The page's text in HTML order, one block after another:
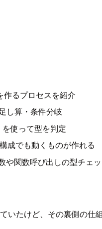
作るプロセスを紹介
し算・条件分岐
を使って型を判定
成でも動くものが作れる
や関数呼び出しの型チェ
いたけど、その裏側の